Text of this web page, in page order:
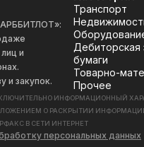
и
и закупок.
Транспорт
Дебиторская
бумаги
Товарно-
Прочее
ИНФОРМАЦИОННЫЙ
О РАСКРЫТИИ
В СЕТИ ИНТЕРНЕТ
персональных данных